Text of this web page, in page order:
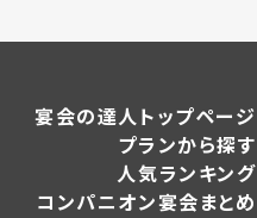
宴会の達人トップページ
プランから探す
人気ランキング
コンパニオン宴会まとめ